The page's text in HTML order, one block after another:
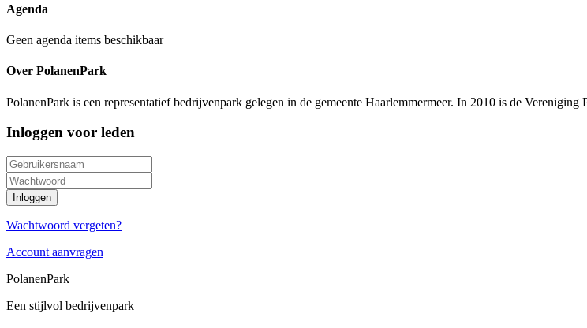
Agenda
Geen agenda items beschikbaar
Over PolanenPark
PolanenPark is een representatief bedrijvenpark gelegen in de gemeente Haarlemmermeer. In 2010 is de
Inloggen voor leden
Wachtwoord vergeten?
Account aanvragen
PolanenPark
Een stijlvol bedrijvenpark